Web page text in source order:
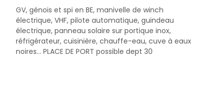
GV, génois et spi en BE, manivelle de winch
électrique, VHF, pilote automatique, guindeau
électrique, panneau solaire sur portique inox,
réfrigérateur, cuisinière, chauffe-eau, cuve à eaux
noires... PLACE DE PORT possible dept 30